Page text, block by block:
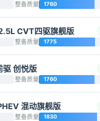
整备质量 1760
CVT四驱旗舰版
整备质量 1775
创悦版
整备质量 1760
混动旗舰版
整备质量 1830